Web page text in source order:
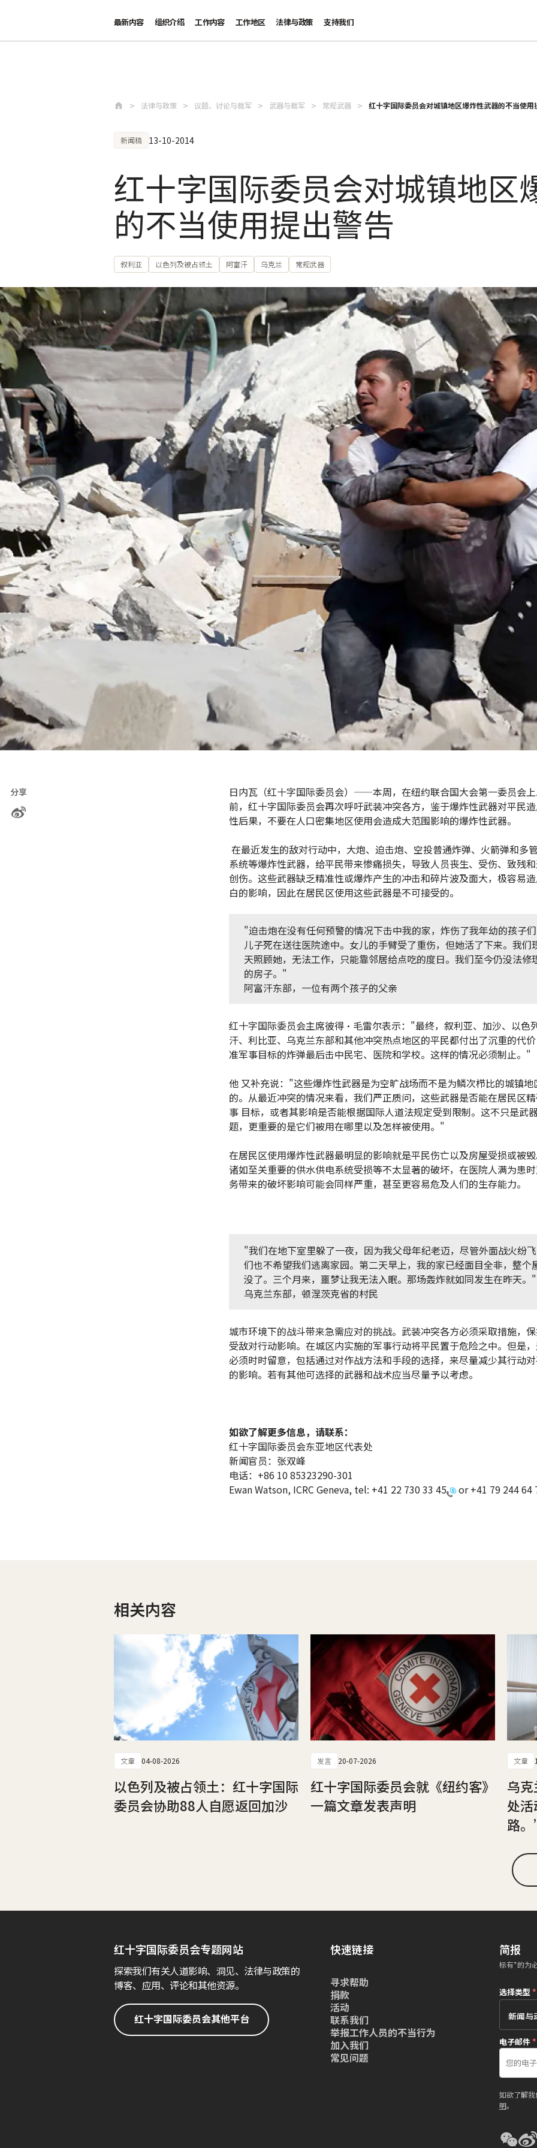
最新内容 组织介绍 工作内容 工作地区 法律与政策 支持我们
法律与政策 议题、讨论与裁军 武器与裁军 常规武器 红十字国际委员会对城镇地区爆炸性武器的不当使用
新闻稿 13-10-2014
红十字国际委员会对城镇地区
的不当使用提出警告
叙利亚 以色列及被占领土 阿富汗 乌克兰 常规武器
分享
日内瓦（红十字国际委员会）——本周，在纽约联合国大会第一委员会
前，红十字国际委员会再次呼吁武装冲突各方，鉴于爆炸性武器对平民
性后果，不要在人口密集地区使用会造成大范围影响的爆炸性武器。
在最近发生的敌对行动中，大炮、迫击炮、空投普通炸弹、火箭弹和多
系统等爆炸性武器，给平民带来惨痛损失，导致人员丧生、受伤、致残
创伤。这些武器缺乏精准性或爆炸产生的冲击和碎片波及面大，极容易
白的影响，因此在居民区使用这些武器是不可接受的。
"迫击炮在没有任何预警的情况下击中我的家，炸伤了我年幼的孩子
儿子死在送往医院途中。女儿的手臂受了重伤，但她活了下来。我们
天照顾她，无法工作，只能靠邻居给点吃的度日。我们至今仍没法修
的房子。"
阿富汗东部，一位有两个孩子的父亲
红十字国际委员会主席彼得•毛雷尔表示："最终，叙利亚、加沙、以色
汗、利比亚、乌克兰东部和其他冲突热点地区的平民都付出了沉重的代
准军事目标的炸弹最后击中民宅、医院和学校。这样的情况必须制止。"
他 又补充说："这些爆炸性武器是为空旷战场而不是为鳞次栉比的城镇地
的。从最近冲突的情况来看，我们严正质问，这些武器是否能在居民区
事 目标，或者其影响是否能根据国际人道法规定受到限制。这不只是武
题，更重要的是它们被用在哪里以及怎样被使用。"
在居民区使用爆炸性武器最明显的影响就是平民伤亡以及房屋受损或被
诸如至关重要的供水供电系统受损等不太显著的破坏，在医院人满为患
务带来的破坏影响可能会同样严重，甚至更容易危及人们的生存能力。
"我们在地下室里躲了一夜，因为我父母年纪老迈，尽管外面战火纷
们也不希望我们逃离家园。第二天早上，我的家已经面目全非，整个
没了。三个月来，噩梦让我无法入眠。那场轰炸就如同发生在昨天。"
乌克兰东部，顿涅茨克省的村民
城市环境下的战斗带来急需应对的挑战。武装冲突各方必须采取措施，
受敌对行动影响。在城区内实施的军事行动将平民置于危险之中。但是
必须时时留意，包括通过对作战方法和手段的选择，来尽量减少其行动
的影响。若有其他可选择的武器和战术应当尽量予以考虑。
如欲了解更多信息，请联系：
红十字国际委员会东亚地区代表处
新闻官员：张双峰
电话：+86 10 85323290-301
Ewan Watson, ICRC Geneva, tel: +41 22 730 33 45 or+41 79 244 64
相关内容
文章 04-08-2026
以色列及被占领土：红十字国际
委员会协助88人自愿返回加沙
发言 20-07-2026
红十字国际委员会就《纽约客》
一篇文章发表声明
文章
乌
处
路
红十字国际委员会专题网站
探索我们有关人道影响、洞见、法律与政策的
博客、应用、评论和其他资源。
红十字国际委员会其他平台
快速链接
寻求帮助
捐款
活动
联系我们
举报工作人员的不当行为
加入我们
常见问题
简报
标有*的为
选择类型*
电子邮件*
如欲了解
明。